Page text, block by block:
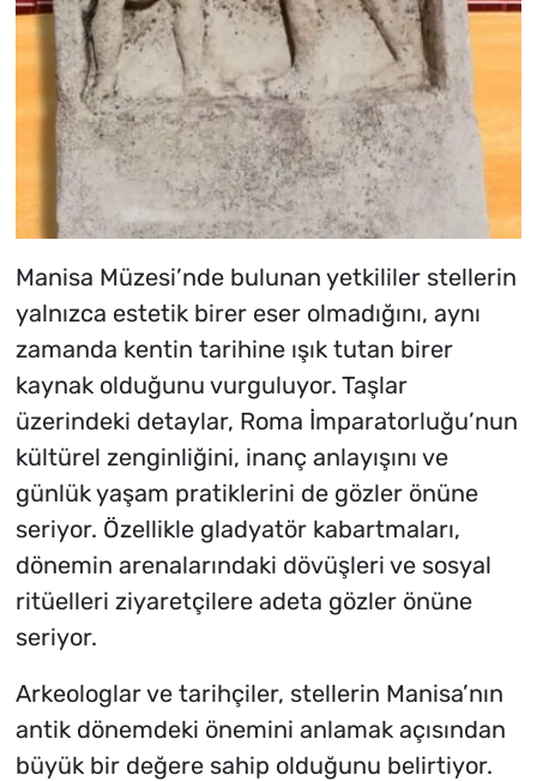
Manisa Müzesi’nde bulunan yetkililer stellerin
yalnızca estetik birer eser olmadığını, aynı
zamanda kentin tarihine ışık tutan birer
kaynak olduğunu vurguluyor. Taşlar
üzerindeki detaylar, Roma İmparatorluğu’nun
kültürel zenginliğini, inanç anlayışını ve
günlük yaşam pratiklerini de gözler önüne
seriyor. Özellikle gladyatör kabartmaları,
dönemin arenalarındaki dövüşleri ve sosyal
ritüelleri ziyaretçilere adeta gözler önüne
seriyor.
Arkeologlar ve tarihçiler, stellerin Manisa’nın
antik dönemdeki önemini anlamak açısından
büyük bir değere sahip olduğunu belirtiyor.